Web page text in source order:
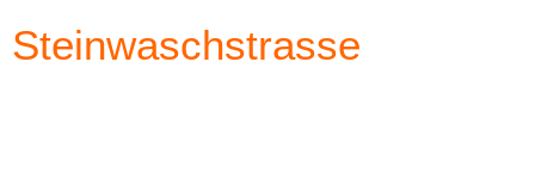
Steinwaschstrasse